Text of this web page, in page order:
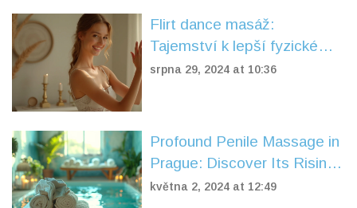
Flirt dance masáž:
Tajemství k lepší fyzické
kondici a zdraví
srpna 29, 2024 at 10:36
Profound Penile Massage in
Prague: Discover Its Rising
Popularity
května 2, 2024 at 12:49